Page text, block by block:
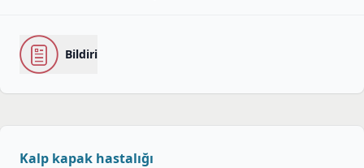
Bildiri
Kalp kapak hastalığı